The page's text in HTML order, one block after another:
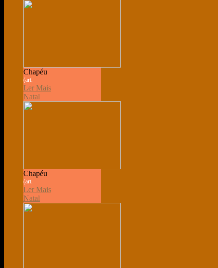
Chapéu
(art.
Ler Mais
Natal
Chapéu
(art.
Ler Mais
Natal